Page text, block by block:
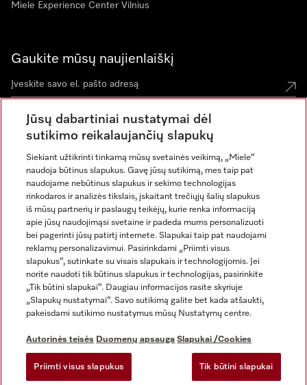
Miele Experience Center Vilnius
Gaukite mūsų naujienlaiškį
Rekvizitai
Bendrosios sąlygos ir nuostatos
Duomenų apsauga
Naudojimo sąlygos
Miele prieinamumo pareiškimas
Skaitmeninių paslaugų aktas
Slapukų nustatymai
Jūsų dabartiniai nustatymai dėl
sutikimo reikalaujančių slapukų
Siekiant užtikrinti tinkamą mūsų svetainės veikimą, „Miele“
naudoja būtinus slapukus. Gavę jūsų sutikimą, mes taip pat
naudojame nebūtinus slapukus ir sekimo technologijas
rinkodaros ir analizės tikslais, įskaitant trečiųjų šalių slapukus
iš mūsų partnerių ir paslaugų teikėjų, kurie renka informaciją
apie jūsų naudojimąsi svetaine ir padeda mums personalizuoti
bei pagerinti jūsų patirtį internete. Slapukai taip pat naudojami
reklamų personalizavimui. Pasirinkdami „Priimti visus
slapukus“, sutinkate su visais slapukais ir technologijomis. Jei
norite naudoti tik būtinus slapukus ir technologijas, pasirinkite
„Tik būtini slapukai“. Daugiau informacijos rasite skyriuje
„Slapukų nustatymai“. Savo sutikimą galite bet kada atšaukti,
pakeisdami sutikimo nustatymus mūsų Nustatymų centre.
Autorinės teisės Duomenų apsauga Slapukai /Cookies
Priimti visus slapukus Tik būtini slapukai